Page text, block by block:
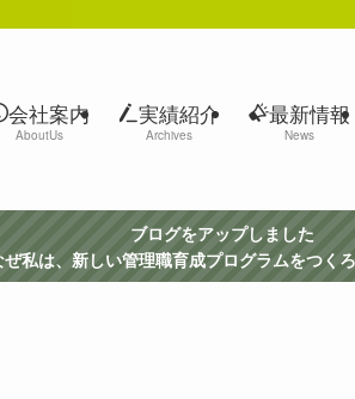
会社案内
AboutUs
実績紹介
Archives
最新情報
News
ブログをアップしました
私は、新しい管理職育成プログラムをつく